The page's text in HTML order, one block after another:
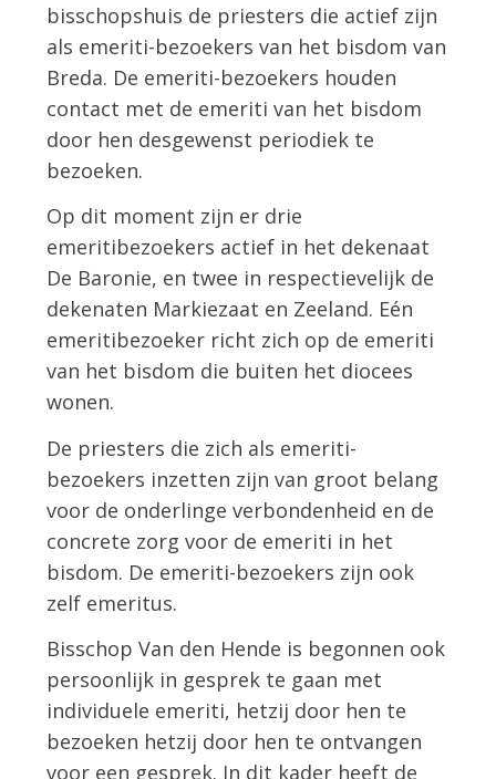
bisschopshuis de priesters die actief zijn
als emeriti-bezoekers van het bisdom van
Breda. De emeriti-bezoekers houden
contact met de emeriti van het bisdom
door hen desgewenst periodiek te
bezoeken.
Op dit moment zijn er drie
emeritibezoekers actief in het dekenaat
De Baronie, en twee in respectievelijk de
dekenaten Markiezaat en Zeeland. Eén
emeritibezoeker richt zich op de emeriti
van het bisdom die buiten het diocees
wonen.
De priesters die zich als emeriti-
bezoekers inzetten zijn van groot belang
voor de onderlinge verbondenheid en de
concrete zorg voor de emeriti in het
bisdom. De emeriti-bezoekers zijn ook
zelf emeritus.
Bisschop Van den Hende is begonnen ook
persoonlijk in gesprek te gaan met
individuele emeriti, hetzij door hen te
bezoeken hetzij door hen te ontvangen
voor een gesprek. In dit kader heeft de